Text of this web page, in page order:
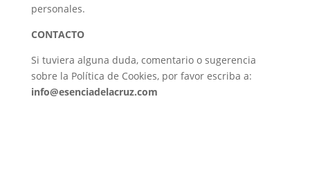
personales.
CONTACTO
Si tuviera alguna duda, comentario o sugerencia
sobre la Política de Cookies, por favor escriba a:
info@esenciadelacruz.com